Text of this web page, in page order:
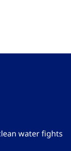
water fights